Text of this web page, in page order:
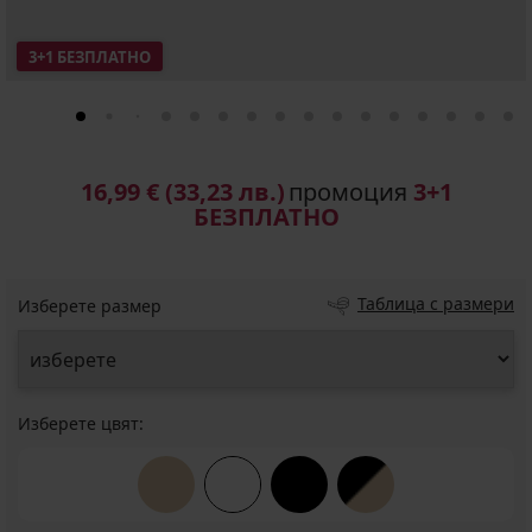
3+1 БЕЗПЛАТНО
16,99 € (33,23 лв.) промоция 3+1
БЕЗПЛАТНО
Изберете размер Таблица с размери
Изберете цвят: